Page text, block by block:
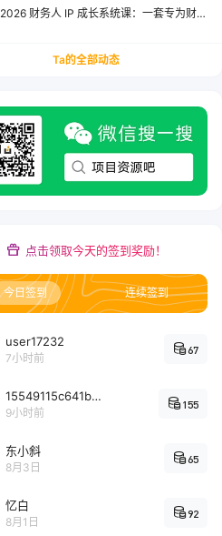
2026 财务人 IP 成长系统课：一套专为财
Ta的全部动态
点击领取今天的签到奖励！
今日签到 连续签到
user17232
7小时前
67
15549115c641bc6524e64d1d800349ec7396
9小时前
155
东小斜
8月3日
65
忆白
8月1日
92